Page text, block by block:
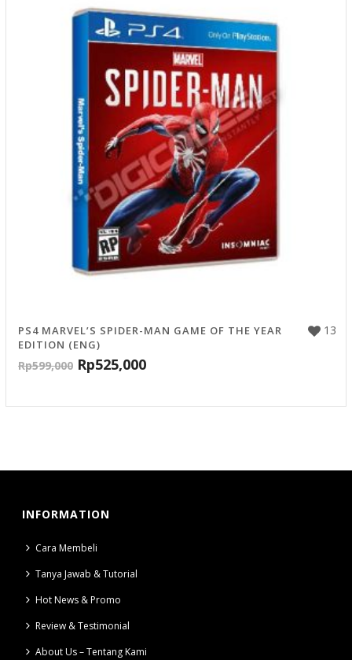
13
PS4 MARVEL’S SPIDER-MAN GAME OF THE YEAR
EDITION (ENG)
Rp599,000 Rp525,000
INFORMATION
Cara Membeli
Tanya Jawab & Tutorial
Hot News & Promo
Review & Testimonial
About Us – Tentang Kami